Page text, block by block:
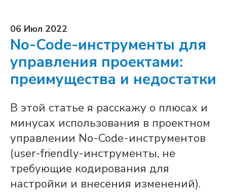
06 Июл 2022
No-Code-инструменты для
управления проектами:
преимущества и недостатки
В этой статье я расскажу о плюсах и
минусах использования в проектном
управлении No-Code-инструментов
(user-friendly-инструменты, не
требующие кодирования для
настройки и внесения изменений).